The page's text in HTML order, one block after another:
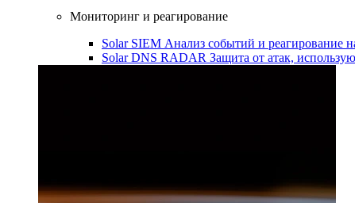
Мониторинг и реагирование
Solar SIEM Анализ событий и реагирование
Solar DNS RADAR Защита от атак,